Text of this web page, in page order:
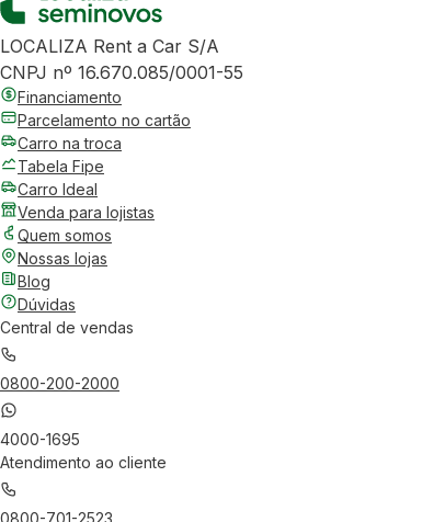
LOCALIZA Rent a Car S/A
CNPJ nº 16.670.085/0001-55
Financiamento
Parcelamento no cartão
Carro na troca
Tabela Fipe
Carro Ideal
Venda para lojistas
Quem somos
Nossas lojas
Blog
Dúvidas
Central de vendas
0800-200-2000
4000-1695
Atendimento ao cliente
0800-701-2523